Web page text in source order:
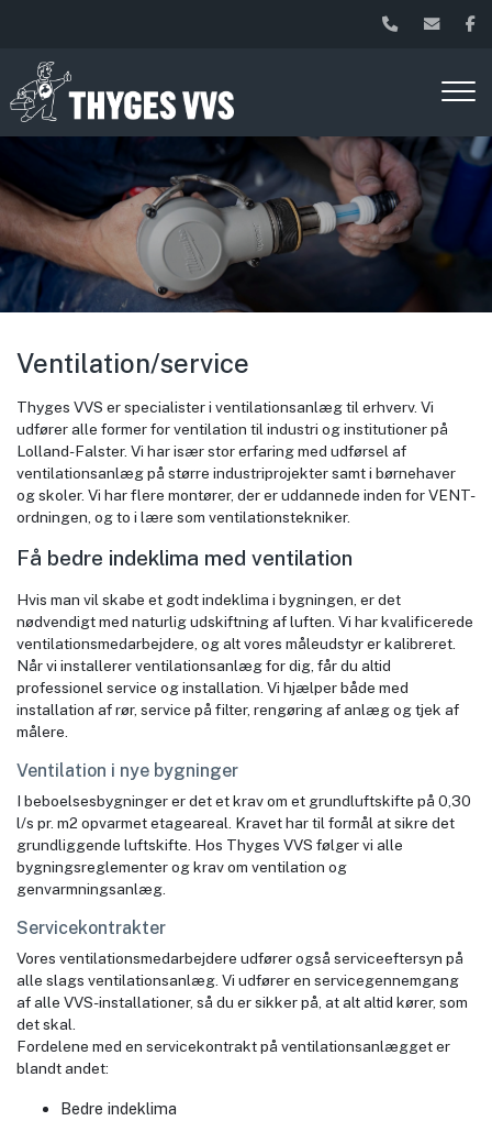
hovedindhold
Ventilation/service
Thyges VVS er specialister i ventilationsanlæg til erhverv. Vi
udfører alle former for ventilation til industri og institutioner på
Lolland-Falster. Vi har især stor erfaring med udførsel af
ventilationsanlæg på større industriprojekter samt i børnehaver
og skoler. Vi har flere montører, der er uddannede inden for VENT-
ordningen, og to i lære som ventilationstekniker.
Få bedre indeklima med ventilation
Hvis man vil skabe et godt indeklima i bygningen, er det
nødvendigt med naturlig udskiftning af luften. Vi har kvalificerede
ventilationsmedarbejdere, og alt vores måleudstyr er kalibreret.
Når vi installerer ventilationsanlæg for dig, får du altid
professionel service og installation. Vi hjælper både med
installation af rør, service på filter, rengøring af anlæg og tjek af
målere.
Ventilation i nye bygninger
I beboelsesbygninger er det et krav om et grundluftskifte på 0,30
l/s pr. m2 opvarmet etageareal. Kravet har til formål at sikre det
grundliggende luftskifte. Hos Thyges VVS følger vi alle
bygningsreglementer og krav om ventilation og
genvarmningsanlæg.
Servicekontrakter
Vores ventilationsmedarbejdere udfører også serviceeftersyn på
alle slags ventilationsanlæg. Vi udfører en servicegennemgang
af alle VVS-installationer, så du er sikker på, at alt altid kører, som
det skal.
Fordelene med en servicekontrakt på ventilationsanlægget er
blandt andet:
Bedre indeklima